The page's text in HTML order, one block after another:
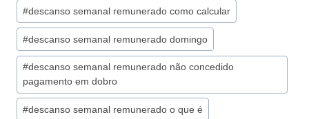
#descanso semanal remunerado como calcular
#descanso semanal remunerado domingo
#descanso semanal remunerado não concedido
pagamento em dobro
#descanso semanal remunerado o que é